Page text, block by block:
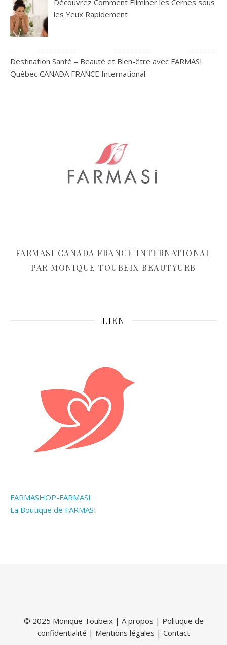
Découvrez Comment Éliminer les Cernes sous
les Yeux Rapidement
Destination Santé – Beauté et Bien-être avec FARMASI
Québec CANADA FRANCE International
FARMASI CANADA FRANCE INTERNATIONAL
PAR MONIQUE TOUBEIX BEAUTYURB
LIEN
FARMASHOP-FARMASI
La Boutique de FARMASI
© 2025 Monique Toubeix | À propos | Politique de
confidentialité | Mentions légales | Contact